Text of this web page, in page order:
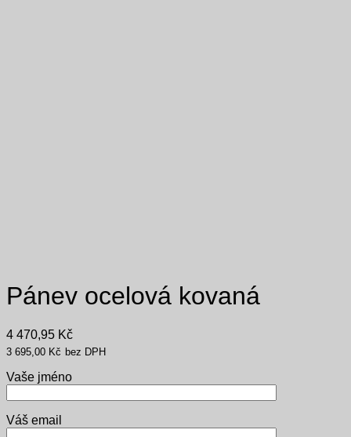
Pánev ocelová kovaná
4 470,95 Kč
3 695,00 Kč bez DPH
Vaše jméno
Váš email